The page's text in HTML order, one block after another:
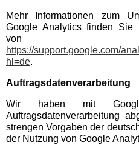
Karls Erlebnis-Dorf
Warnsdorf
Strand
Strandgolfer Timmendorfer
Strand
Mehr Informationen zum
Google Analytics finden Sie
von
https://support.google.com/
hl=de.
Auftragsdatenverarbeitung
Wir haben mit
Auftragsdatenverarbeitung
strengen Vorgaben der
der Nutzung von Google